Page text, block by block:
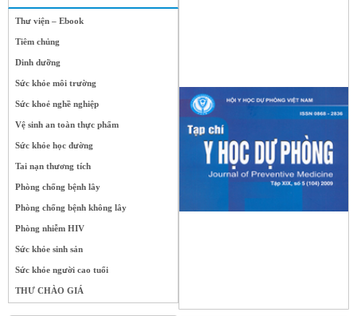
Thư viện – Ebook
Tiêm chủng
Dinh dưỡng
Sức khỏe môi trường
Sức khoẻ nghề nghiệp
Vệ sinh an toàn thực phẩm
Sức khỏe học đường
Tai nạn thương tích
Phòng chống bệnh lây
Phòng chống bệnh không lây
Phòng nhiễm HIV
Sức khỏe sinh sản
Sức khỏe người cao tuổi
THƯ CHÀO GIÁ